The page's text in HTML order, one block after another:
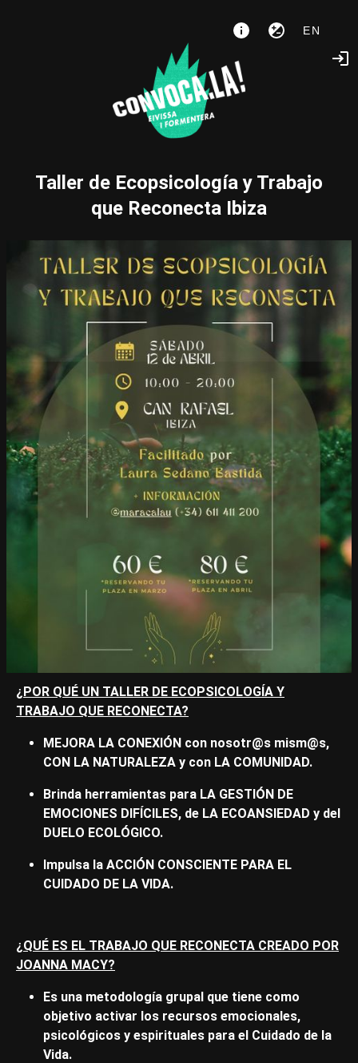
EN
Taller de Ecopsicología y Trabajo
que Reconecta Ibiza
¿POR QUÉ UN TALLER DE ECOPSICOLOGÍA Y
TRABAJO QUE RECONECTA?
MEJORA LA CONEXIÓN con nosotr@s mism@s,
CON LA NATURALEZA y con LA COMUNIDAD.
Brinda herramientas para LA GESTIÓN DE
EMOCIONES DIFÍCILES, de LA ECOANSIEDAD y del
DUELO ECOLÓGICO.
Impulsa la ACCIÓN CONSCIENTE PARA EL
CUIDADO DE LA VIDA.
¿QUÉ ES EL TRABAJO QUE RECONECTA CREADO POR
JOANNA MACY?
Es una metodología grupal que tiene como
objetivo activar los recursos emocionales,
psicológicos y espirituales para el Cuidado de la
Vida.